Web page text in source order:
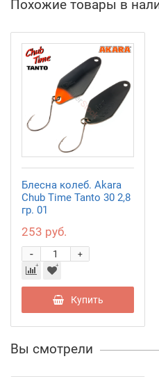
Похожие товары в
Блесна колеб. Akara
Chub Time Tanto 30 2,8
гр. 01
253 руб.
+
-
Купить
Вы смотрели